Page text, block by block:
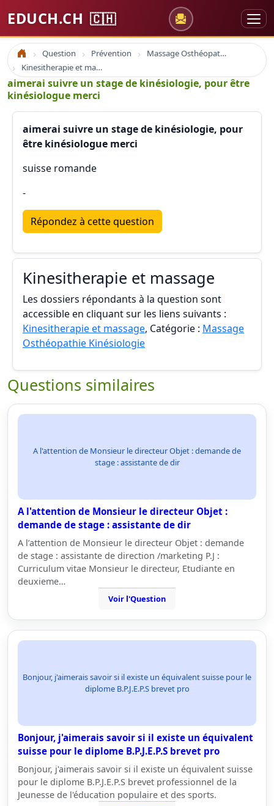
EDUCH.CH 🇨🇭
Accueil Question Prévention
Massage Osthéopathie Kinésiologie
Kinesitherapie et massage
aimerai suivre un stage de kinésiologie, pour être
kinésiologue merci
aimerai suivre un stage de kinésiologie, pour
être kinésiologue merci
suisse romande
-
Répondez à cette question
Kinesitherapie et massage
Les dossiers répondants à la question sont
accessible en cliquant sur les liens suivants :
Kinesitherapie et massage, Catégorie : Massage
Osthéopathie Kinésiologie
Questions similaires
A l'attention de Monsieur le directeur Objet : demande de
stage : assistante de dir
A l'attention de Monsieur le directeur Objet :
demande de stage : assistante de dir
A l’attention de Monsieur le directeur Objet : demande
de stage : assistante de direction /marketing P.J :
Curriculum vitae Monsieur le directeur, Etudiante en
deuxieme…
Voir l'Question
Bonjour, j'aimerais savoir si il existe un équivalent suisse pour le
diplome B.P.J.E.P.S brevet pro
Bonjour, j'aimerais savoir si il existe un équivalent
suisse pour le diplome B.P.J.E.P.S brevet pro
Bonjour, j'aimerais savoir si il existe un équivalent suisse
pour le diplome B.P.J.E.P.S brevet professionnel de la
Jeunesse de l'éducation populaire et des sports.